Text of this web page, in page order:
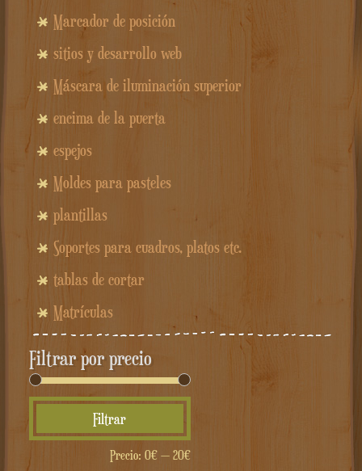
Marcador de posición
sitios y desarrollo web
Máscara de iluminación superior
encima de la puerta
espejos
Moldes para pasteles
plantillas
Soportes para cuadros, platos etc.
tablas de cortar
Matrículas
Filtrar por precio
mínimo
máximo
Filtrar
Precio: 0€— 20€